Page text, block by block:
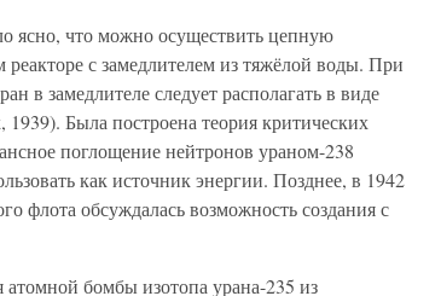
ясно, что можно осуществить цепную
с замедлителем из тяжёлой воды. При
в замедлителе следует располагать в виде
Была построена теория критических
поглощение нейтронов ураном-238
как источник энергии. Позднее, в 1942
флота обсуждалась возможность создания с
бомбы изотопа урана-235 из